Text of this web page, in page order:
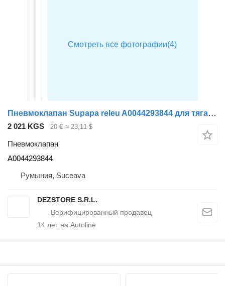
Пневмоклапан Supapa releu A0044293844 для тягача Mercedes-Benz ACTROS MP4
2 021 KGS 20 € ≈ 23,11 $
Пневмоклапан
A0044293844
Румыния, Suceava
DEZSTORE S.R.L.
14 лет на Autoline